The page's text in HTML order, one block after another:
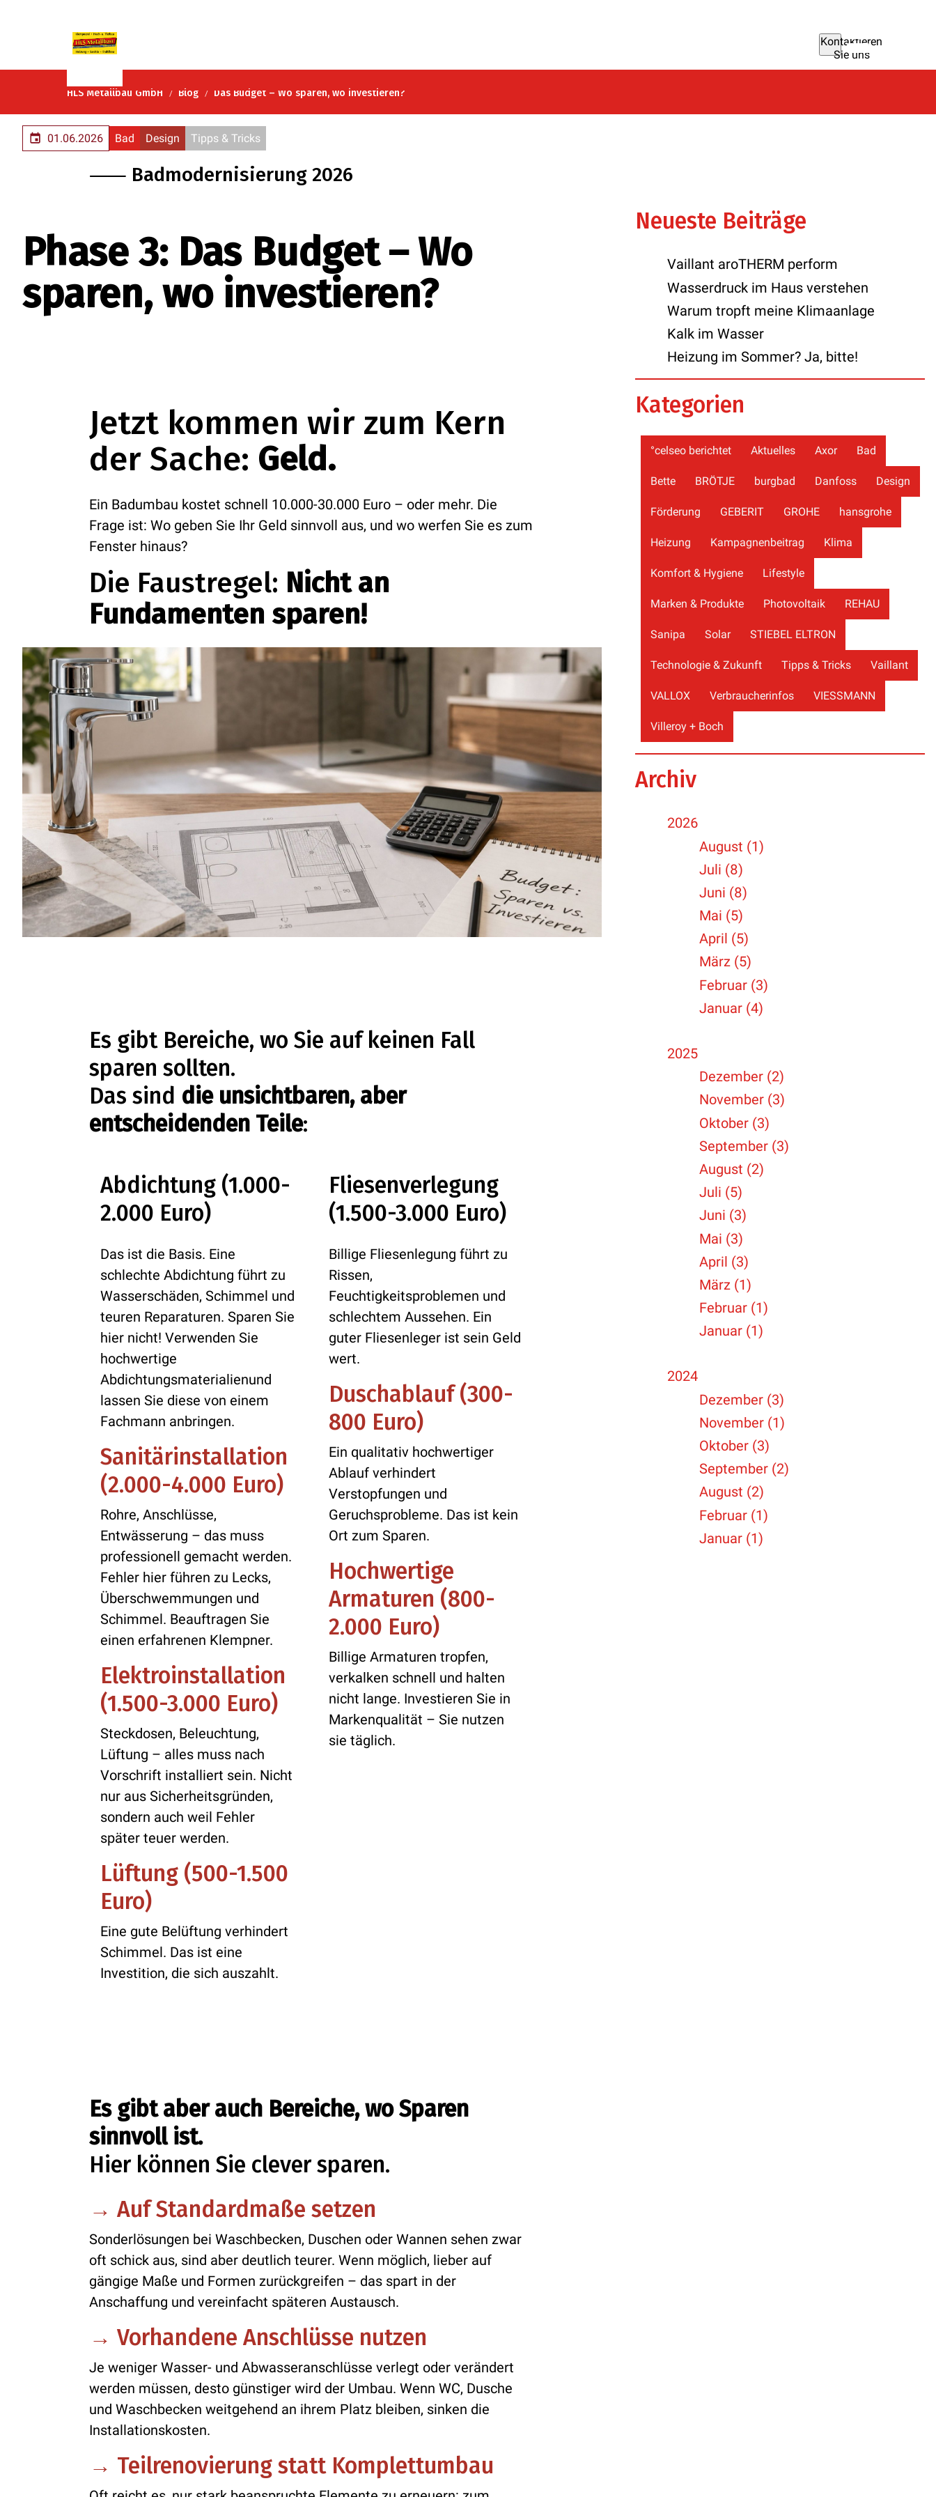
Kontaktieren
Sie uns
HLS Metallbau GmbH Blog Das Budget – Wo sparen, wo investieren?
01.06.2026 Bad Design Tipps & Tricks
⸺ Badmodernisierung 2026
Phase 3: Das Budget – Wo
sparen, wo investieren?
Jetzt kommen wir zum Kern
der Sache: Geld.
Ein Badumbau kostet schnell 10.000-30.000 Euro – oder mehr. Die
Frage ist: Wo geben Sie Ihr Geld sinnvoll aus, und wo werfen Sie es zum
Fenster hinaus?
Die Faustregel: Nicht an
Fundamenten sparen!
Es gibt Bereiche, wo Sie auf keinen Fall
sparen sollten.
Das sind die unsichtbaren, aber
entscheidenden Teile:
Abdichtung (1.000-
2.000 Euro)
Das ist die Basis. Eine
schlechte Abdichtung führt zu
Wasserschäden, Schimmel und
teuren Reparaturen. Sparen Sie
hier nicht! Verwenden Sie
hochwertige
Abdichtungsmaterialienund
lassen Sie diese von einem
Fachmann anbringen.
Sanitärinstallation
(2.000-4.000 Euro)
Rohre, Anschlüsse,
Entwässerung – das muss
professionell gemacht werden.
Fehler hier führen zu Lecks,
Überschwemmungen und
Schimmel. Beauftragen Sie
einen erfahrenen Klempner.
Elektroinstallation
(1.500-3.000 Euro)
Steckdosen, Beleuchtung,
Lüftung – alles muss nach
Vorschrift installiert sein. Nicht
nur aus Sicherheitsgründen,
sondern auch weil Fehler
später teuer werden.
Lüftung (500-1.500
Euro)
Eine gute Belüftung verhindert
Schimmel. Das ist eine
Investition, die sich auszahlt.
Fliesenverlegung
(1.500-3.000 Euro)
Billige Fliesenlegung führt zu
Rissen,
Feuchtigkeitsproblemen und
schlechtem Aussehen. Ein
guter Fliesenleger ist sein Geld
wert.
Duschablauf (300-
800 Euro)
Ein qualitativ hochwertiger
Ablauf verhindert
Verstopfungen und
Geruchsprobleme. Das ist kein
Ort zum Sparen.
Hochwertige
Armaturen (800-
2.000 Euro)
Billige Armaturen tropfen,
verkalken schnell und halten
nicht lange. Investieren Sie in
Markenqualität – Sie nutzen
sie täglich.
Es gibt aber auch Bereiche, wo Sparen
sinnvoll ist.
Hier können Sie clever sparen.
→ Auf Standardmaße setzen
Sonderlösungen bei Waschbecken, Duschen oder Wannen sehen zwar
oft schick aus, sind aber deutlich teurer. Wenn möglich, lieber auf
gängige Maße und Formen zurückgreifen – das spart in der
Anschaffung und vereinfacht späteren Austausch.
→ Vorhandene Anschlüsse nutzen
Je weniger Wasser- und Abwasseranschlüsse verlegt oder verändert
werden müssen, desto günstiger wird der Umbau. Wenn WC, Dusche
und Waschbecken weitgehend an ihrem Platz bleiben, sinken die
Installationskosten.
→ Teilrenovierung statt Komplettumbau
Neueste Beiträge
Vaillant aroTHERM perform
Wasserdruck im Haus verstehen
Warum tropft meine Klimaanlage
Kalk im Wasser
Heizung im Sommer? Ja, bitte!
Kategorien
°celseo berichtet Aktuelles Axor Bad
Bette BRÖTJE burgbad Danfoss Design
Förderung GEBERIT GROHE hansgrohe
Heizung Kampagnenbeitrag Klima
Komfort & Hygiene Lifestyle
Marken & Produkte Photovoltaik REHAU
Sanipa Solar STIEBEL ELTRON
Technologie & Zukunft Tipps & Tricks Vaillant
VALLOX Verbraucherinfos VIESSMANN
Villeroy + Boch
Archiv
2026
August (1)
Juli (8)
Juni (8)
Mai (5)
April (5)
März (5)
Februar (3)
Januar (4)
2025
Dezember (2)
November (3)
Oktober (3)
September (3)
August (2)
Juli (5)
Juni (3)
Mai (3)
April (3)
März (1)
Februar (1)
Januar (1)
2024
Dezember (3)
November (1)
Oktober (3)
September (2)
August (2)
Februar (1)
Januar (1)